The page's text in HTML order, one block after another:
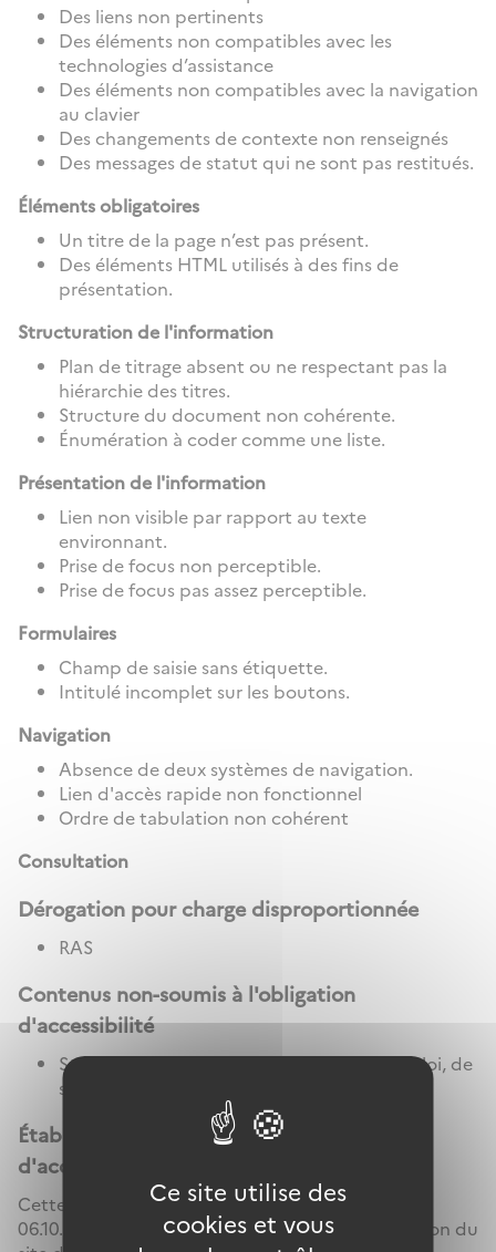
Des liens non pertinents
Des éléments non compatibles avec les
technologies d’assistance
Des éléments non compatibles avec la navigation
au clavier
Des changements de contexte non renseignés
Des messages de statut qui ne sont pas restitués.
Éléments obligatoires
Un titre de la page n’est pas présent.
Des éléments HTML utilisés à des fins de
présentation.
Structuration de l'information
Plan de titrage absent ou ne respectant pas la
hiérarchie des titres.
Structure du document non cohérente.
Énumération à coder comme une liste.
Présentation de l'information
Lien non visible par rapport au texte
environnant.
Prise de focus non perceptible.
Prise de focus pas assez perceptible.
Formulaires
Champ de saisie sans étiquette.
Intitulé incomplet sur les boutons.
Navigation
Absence de deux systèmes de navigation.
Lien d'accès rapide non fonctionnel
Ordre de tabulation non cohérent
Consultation
Dérogation pour charge disproportionnée
RAS
Contenus non-soumis à l'obligation
d'accessibilité
Solution externe de gestion des offres emploi, de
stage et d’alternance
Établissement de cette déclaration
d'accessibilité
Cette déclaration d'accessibilité a été établie le
06.10.2022 Technologies utilisées pour la réalisation du
Ce site utilise des
cookies et vous